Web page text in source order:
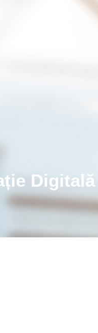
Digitală